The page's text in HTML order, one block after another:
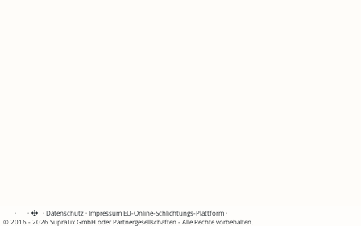
· · ·Datenschutz·Impressum EU-Online-Schlichtungs-Plattform·
© 2016 - 2026 SupraTix GmbH oder Partnergesellschaften - Alle Rechte vorbehalten.